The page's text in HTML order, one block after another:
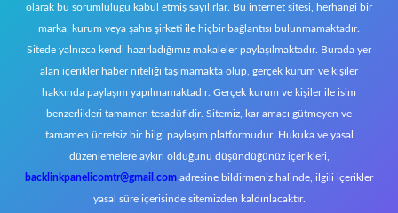
olarak bu sorumluluğu kabul etmiş sayılırlar. Bu internet sitesi, herhangi bir
marka, kurum veya şahıs şirketi ile hiçbir bağlantısı bulunmamaktadır.
Sitede yalnızca kendi hazırladığımız makaleler paylaşılmaktadır. Burada yer
alan içerikler haber niteliği taşımamakta olup, gerçek kurum ve kişiler
hakkında paylaşım yapılmamaktadır. Gerçek kurum ve kişiler ile isim
benzerlikleri tamamen tesadüfidir. Sitemiz, kar amacı gütmeyen ve
tamamen ücretsiz bir bilgi paylaşım platformudur. Hukuka ve yasal
düzenlemelere aykırı olduğunu düşündüğünüz içerikleri,
backlinkpanelicomtr@gmail.com adresine bildirmeniz halinde, ilgili içerikler
yasal süre içerisinde sitemizden kaldırılacaktır.